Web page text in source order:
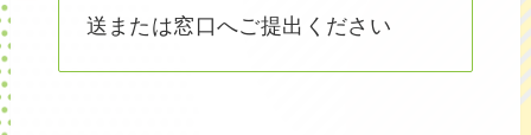
送または窓口へご提出ください